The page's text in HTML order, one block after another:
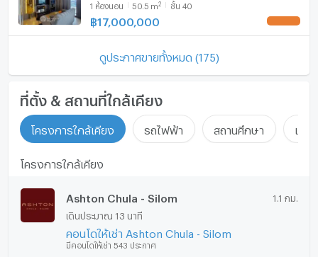
1 ห้องนอน 50.5 m2 ชั้น 40
฿17,000,000
ดูประกาศขายทั้งหมด (175)
ที่ตั้ง & สถานที่ใกล้เคียง
โครงการใกล้เคียง รถไฟฟ้า สถานศึกษา แหล่
โครงการใกล้เคียง
Ashton Chula - Silom 1.1 กม.
เดินประมาณ 13 นาที
คอนโดให้เช่า Ashton Chula - Silom
มีคอนโดให้เช่า 543 ประกาศ